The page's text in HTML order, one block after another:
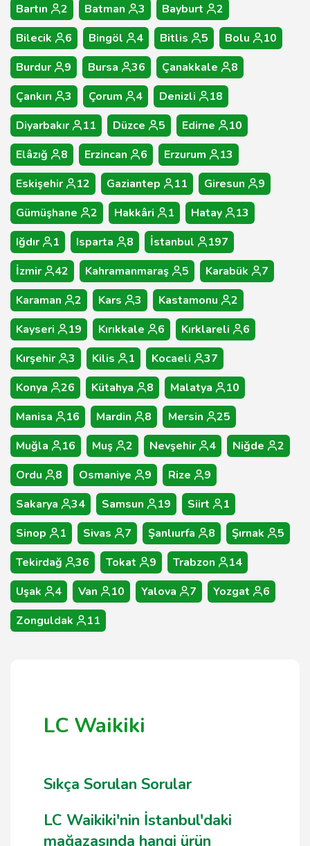
Bartın
2 Batman 3 Bayburt
2
Bilecik
6 Bingöl 4 Bitlis 5 Bolu
10
Burdur
9 Bursa 36 Çanakkale
8
Çankırı
3 Çorum 4 Denizli
18
Diyarbakır
11 Düzce 5 Edirne
10
Elâzığ
8 Erzincan 6 Erzurum
13
Eskişehir
12 Gaziantep 11 Giresun
9
Gümüşhane
2 Hakkâri 1 Hatay
13
Iğdır
1 Isparta 8 İstanbul
197
İzmir
42 Kahramanmaraş 5 Karabük
7
Karaman
2 Kars 3 Kastamonu
2
Kayseri
19 Kırıkkale 6 Kırklareli
6
Kırşehir
3 Kilis 1 Kocaeli
37
Konya
26 Kütahya 8 Malatya
10
Manisa
16 Mardin 8 Mersin
25
Muğla
16 Muş 2 Nevşehir 4 Niğde
2
Ordu
8 Osmaniye 9 Rize
9
Sakarya
34 Samsun 19 Siirt
1
Sinop
1 Sivas 7 Şanlıurfa 8 Şırnak
5
Tekirdağ
36 Tokat 9 Trabzon
14
Uşak
4 Van 10 Yalova 7 Yozgat
6
Zonguldak
11
LC Waikiki
Sıkça Sorulan Sorular
LC Waikiki'nin İstanbul'daki
mağazasında hangi ürün